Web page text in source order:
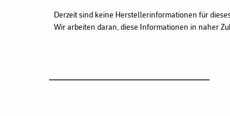
Derzeit sind keine Herstellerinformationen für
Wir arbeiten daran, diese Informationen in naher